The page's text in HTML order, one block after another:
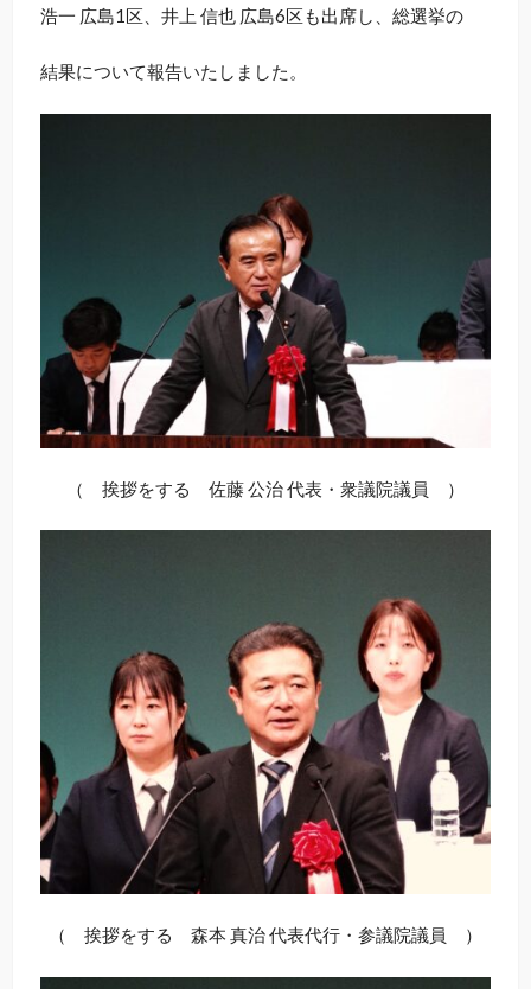
浩一 広島1区、井上 信也 広島6区も出席し、総選挙の
結果について報告いたしました。
（ 挨拶をする 佐藤 公治 代表・衆議院議員 ）
（ 挨拶をする 森本 真治 代表代行・参議院議員 ）